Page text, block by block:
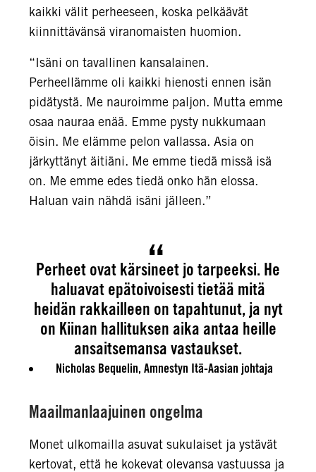
kaikki välit perheeseen, koska pelkäävät
kiinnittävänsä viranomaisten huomion.
“Isäni on tavallinen kansalainen.
Perheellämme oli kaikki hienosti ennen isän
pidätystä. Me nauroimme paljon. Mutta emme
osaa nauraa enää. Emme pysty nukkumaan
öisin. Me elämme pelon vallassa. Asia on
järkyttänyt äitiäni. Me emme tiedä missä isä
on. Me emme edes tiedä onko hän elossa.
Haluan vain nähdä isäni jälleen.”
Perheet ovat kärsineet jo tarpeeksi. He
haluavat epätoivoisesti tietää mitä
heidän rakkailleen on tapahtunut, ja nyt
on Kiinan hallituksen aika antaa heille
ansaitsemansa vastaukset.
Nicholas Bequelin, Amnestyn Itä-Aasian johtaja
Maailmanlaajuinen ongelma
Monet ulkomailla asuvat sukulaiset ja ystävät
kertovat, että he kokevat olevansa vastuussa ja